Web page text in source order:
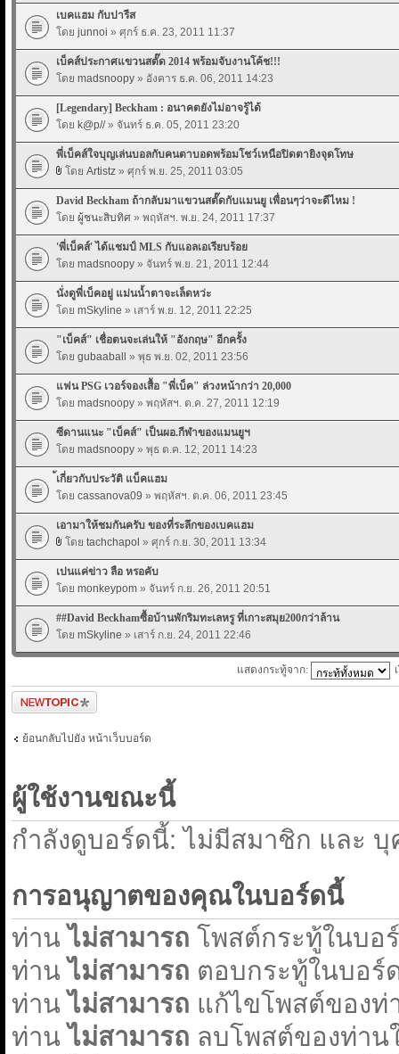
เบคแฮม กับปารีส
โดย junnoi » ศุกร์ ธ.ค. 23, 2011 11:37
เบ็คส์ประกาศแขวนสตั๊ด 2014 พร้อมจับงานโค้ช!!!
โดย madsnoopy » อังคาร ธ.ค. 06, 2011 14:23
[Legendary] Beckham : อนาคตยังไม่อาจรู้ได้
โดย k@p//» จันทร์ ธ.ค. 05, 2011 23:20
พี่เบ็คส์ใจบุญเล่นบอลกับคนตาบอดพร้อมโชว์เหนือปิดตายิงจุดโทษ
โดย Artistz » ศุกร์ พ.ย. 25, 2011 03:05
David Beckham ถ้ากลับมาแขวนสตั๊ดกับแมนยู เพื่อนๆว่าจะดีไหม !
โดย ผู้ชนะสิบทิศ » พฤหัสฯ. พ.ย. 24, 2011 17:37
'พี่เบ็คส์' ได้แชมป์ MLS กับแอลเอเรียบร้อย
โดย madsnoopy » จันทร์ พ.ย. 21, 2011 12:44
นั่งดูพี่เบ็คอยู่ แม่นน้ำตาจะเล็ดหว่ะ
โดย mSkyline » เสาร์ พ.ย. 12, 2011 22:25
"เบ็คส์" เชื่อตนจะเล่นให้ "อังกฤษ" อีกครั้ง
โดย gubaaball » พุธ พ.ย. 02, 2011 23:56
แฟน PSG เวอร์จองเสื้อ "พี่เบ็ค" ล่วงหน้ากว่า 20,000
โดย madsnoopy » พฤหัสฯ. ต.ค. 27, 2011 12:19
ซีดานแนะ "เบ็คส์" เป็นผอ.กีฬาของแมนยูฯ
โดย madsnoopy » พุธ ต.ค. 12, 2011 14:23
้เกี่ยวกับประวัติ แบ็คแฮม
โดย cassanova09 » พฤหัสฯ. ต.ค. 06, 2011 23:45
เอามาให้ชมกันครับ ของที่ระลึกของเบคแฮม
โดย tachchapol » ศุกร์ ก.ย. 30, 2011 13:34
เปนแค่ข่าว ลือ หรอคับ
โดย monkeypom » จันทร์ ก.ย. 26, 2011 20:51
##David Beckhamซื้อบ้านพักริมทะเลหรู ที่เกาะสมุย200กว่าล้าน
โดย mSkyline » เสาร์ ก.ย. 24, 2011 22:46
แสดงกระทู้จาก:
ตั้งกระทู้ใหม่
ย้อนกลับไปยัง หน้าเว็บบอร์ด
ผู้ใช้งานขณะนี้
กำลังดูบอร์ดนี้: ไม่มีสมาชิก และ
การอนุญาตของคุณในบอร์ดนี้
ท่านไม่สามารถ โพสต์กระทู้ในบอ
ท่านไม่สามารถ ตอบกระทู้ในบอร์
ท่านไม่สามารถ แก้ไขโพสต์ของท่
ท่านไม่สามารถ ลบโพสต์ของท่าน